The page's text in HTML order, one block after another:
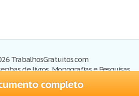
completo
TrabalhosGratuitos.com
de livros, Monografias e Pesquisas